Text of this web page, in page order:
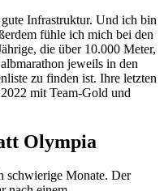
Infrastruktur. Und ich bin
fühle ich mich bei den
die über 10.000 Meter,
jeweils in den
zu finden ist. Ihre letzten
mit Team-Gold und
Olympia
schwierige Monate. Der